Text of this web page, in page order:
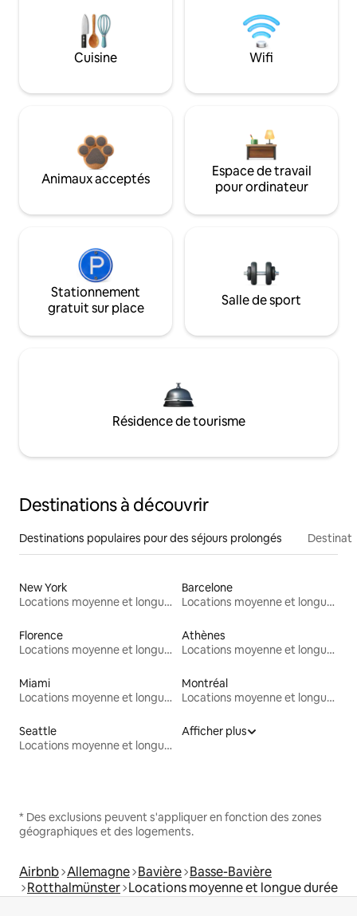
Cuisine Wifi
Animaux acceptés
Espace de travail
pour ordinateur
Stationnement
gratuit sur place
Salle de sport
Résidence de tourisme
Destinations à découvrir
Destinations populaires pour des séjours prolongés
New York
Locations moyenne et longue durée
Barcelone
Locations moyenne et longue durée
Florence
Locations moyenne et longue durée
Athènes
Locations moyenne et longue durée
Miami
Locations moyenne et longue durée
Montréal
Locations moyenne et longue durée
Seattle
Locations moyenne et longue durée
Afficher plus
* Des exclusions peuvent s'appliquer en fonction des zones
géographiques et des logements.
Airbnb Allemagne Bavière Basse-Bavière
Rotthalmünster Locations moyenne et longue durée